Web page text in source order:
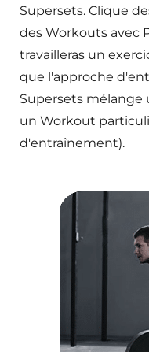
Supersets. Clique
des Workouts avec
travailleras un
que l'approche
Supersets mélange
un Workout
d'entraînement).